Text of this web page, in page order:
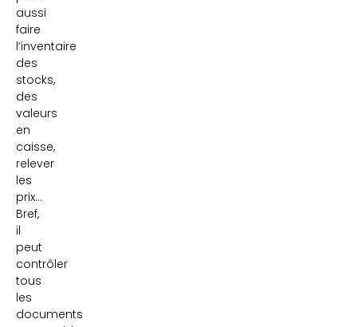
aussi
faire
l’inventaire
des
stocks,
des
valeurs
en
caisse,
relever
les
prix…
Bref,
il
peut
contrôler
tous
les
documents